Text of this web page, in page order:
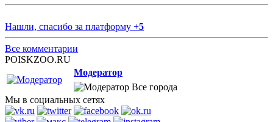
Нашли, спасибо за платформу +5
Все комментарии
POISKZOO.RU
Модератор
Все города
Мы в социальных сетях